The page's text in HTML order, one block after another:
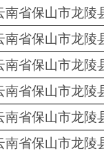
南省保山市龙陵
南省保山市龙陵
南省保山市龙陵
南省保山市龙陵
南省保山市龙陵
南省保山市龙陵